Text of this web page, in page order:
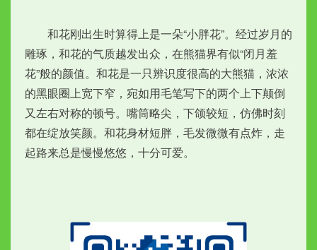
和花刚出生时算得上是一朵“小胖花”。经过岁月的
雕琢，和花的气质越发出众，在熊猫界有似“闭月羞
花”般的颜值。和花是一只辨识度很高的大熊猫，浓浓
的黑眼圈上宽下窄，宛如用毛笔写下的两个上下颠倒
又左右对称的顿号。嘴筒略尖，下颌较短，仿佛时刻
都在绽放笑颜。和花身材短胖，毛发微微有点炸，走